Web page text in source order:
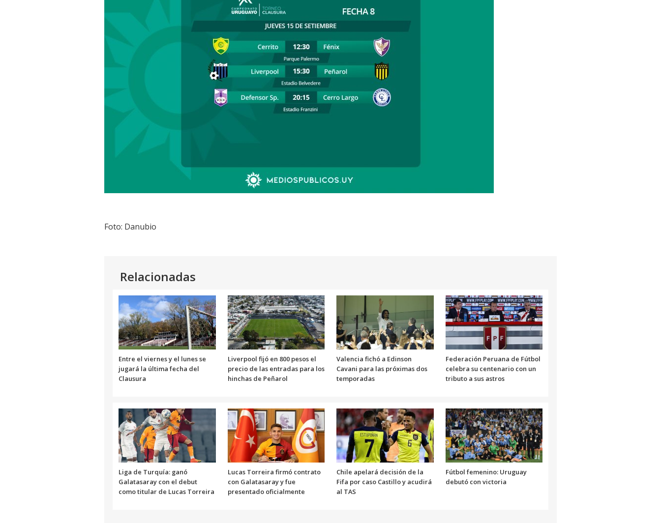
Foto: Danubio
Relacionadas
Entre el viernes y el lunes se
jugará la última fecha del
Clausura
Liverpool fijó en 800 pesos el
precio de las entradas para los
hinchas de Peñarol
Valencia fichó a Edinson
Cavani para las próximas dos
temporadas
Federación Peruana de Fútbol
celebra su centenario con un
tributo a sus astros
Liga de Turquía: ganó
Galatasaray con el debut
como titular de Lucas Torreira
Lucas Torreira firmó contrato
con Galatasaray y fue
presentado oficialmente
Chile apelará decisión de la
Fifa por caso Castillo y acudirá
al TAS
Fútbol femenino: Uruguay
debutó con victoria